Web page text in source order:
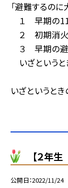
「避難するの
１ 早期の
２ 初期消火
３ 早期の
いざというと
いざというとき
【２年
公開日 2022/11/24